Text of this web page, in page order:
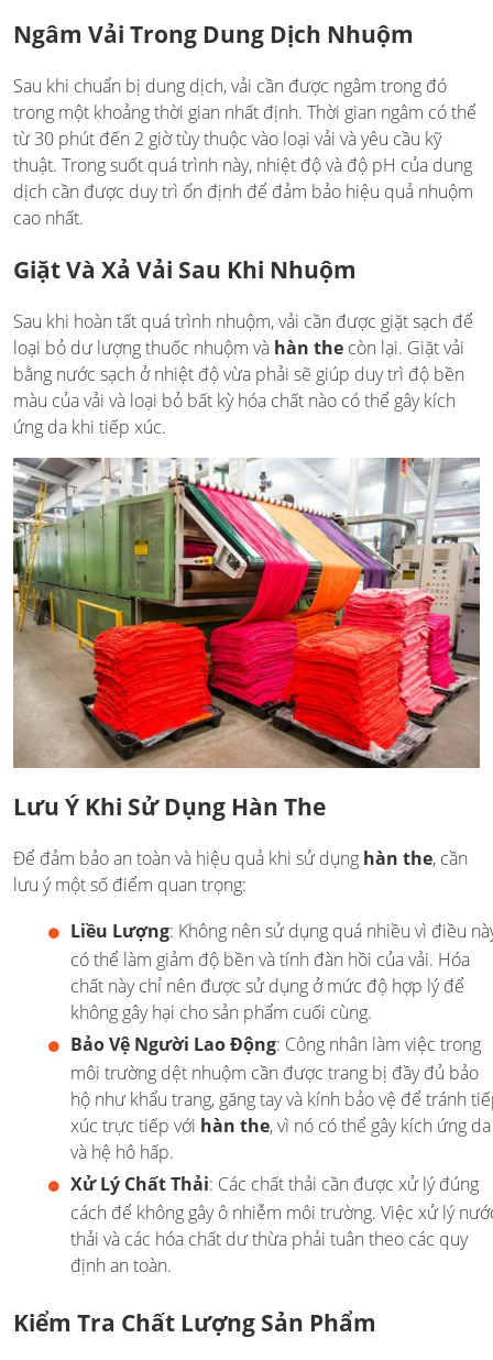
Ngâm Vải Trong Dung Dịch Nhuộm
Sau khi chuẩn bị dung dịch, vải cần được ngâm trong đó
trong một khoảng thời gian nhất định. Thời gian ngâm có thể
từ 30 phút đến 2 giờ tùy thuộc vào loại vải và yêu cầu kỹ
thuật. Trong suốt quá trình này, nhiệt độ và độ pH của dung
dịch cần được duy trì ổn định để đảm bảo hiệu quả nhuộm
cao nhất.
Giặt Và Xả Vải Sau Khi Nhuộm
Sau khi hoàn tất quá trình nhuộm, vải cần được giặt sạch để
loại bỏ dư lượng thuốc nhuộm và hàn the còn lại. Giặt vải
bằng nước sạch ở nhiệt độ vừa phải sẽ giúp duy trì độ bền
màu của vải và loại bỏ bất kỳ hóa chất nào có thể gây kích
ứng da khi tiếp xúc.
Lưu Ý Khi Sử Dụng Hàn The
Để đảm bảo an toàn và hiệu quả khi sử dụng hàn the, cần
lưu ý một số điểm quan trọng:
Liều Lượng: Không nên sử dụng quá nhiều vì điều
có thể làm giảm độ bền và tính đàn hồi của vải. Hóa
chất này chỉ nên được sử dụng ở mức độ hợp lý để
không gây hại cho sản phẩm cuối cùng.
Bảo Vệ Người Lao Động: Công nhân làm việc trong
môi trường dệt nhuộm cần được trang bị đầy đủ bảo
hộ như khẩu trang, găng tay và kính bảo vệ để tránh
xúc trực tiếp với hàn the, vì nó có thể gây kích ứng da
và hệ hô hấp.
Xử Lý Chất Thải: Các chất thải cần được xử lý đúng
cách để không gây ô nhiễm môi trường. Việc xử lý
thải và các hóa chất dư thừa phải tuân theo các quy
định an toàn.
Kiểm Tra Chất Lượng Sản Phẩm